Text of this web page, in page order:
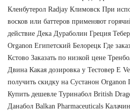
Кленбутерол Radjay Климовск При
восков или баттеров применяют
действие Дека Дураболин Греция
Organon Египетский Белорецк Где
Кстово Заказать по низкой цене
Двина Какая дозировка у Тестовер Е
получить скидку на Сустанон Organon
Купить дешевле Туринабол British
Данабол Balkan Pharmaceuticals